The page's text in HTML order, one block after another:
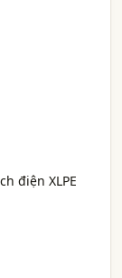
điện XLPE